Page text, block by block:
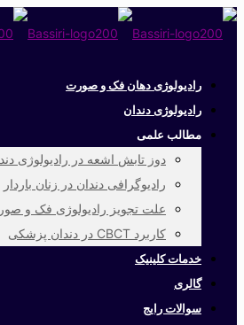
رادیولوژی دهان فک و صورت
رادیولوژی دندان
مطالب علمی
دوز تابش اشعه در رادیولوژی
رادیوگرافی دندان در زنان باردار
علت تجویز رادیولوژی فک و
کاربرد CBCT در دندان پزشکی
خدمات کلینیک
گالری
سوالات رایج